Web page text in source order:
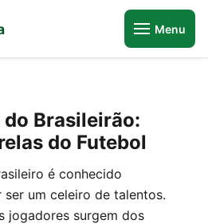
Menu
do Brasileirão:
do Futebol
é conhecido
ser um celeiro de talentos.
jogadores surgem dos